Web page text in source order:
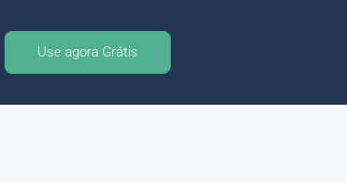
Use agora Grátis